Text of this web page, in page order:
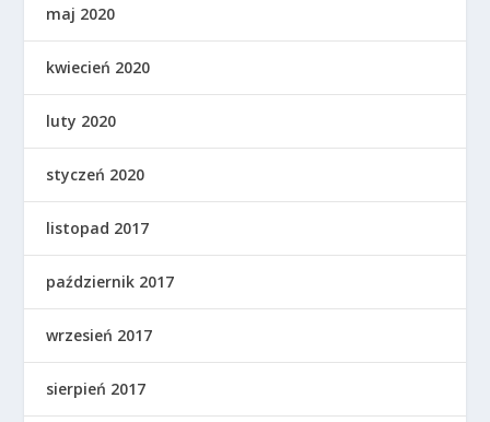
maj 2020
kwiecień 2020
luty 2020
styczeń 2020
listopad 2017
październik 2017
wrzesień 2017
sierpień 2017